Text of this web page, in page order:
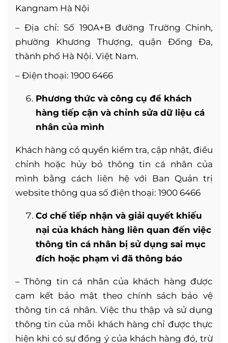
Kangnam Hà Nội
– Địa chỉ: Số 190A+B đường Trường Chinh,
phường Khương Thượng, quận Đống Đa,
thành phố Hà Nội. Việt Nam.
– Điện thoại: 1900 6466
Phương thức và công cụ để khách
hàng tiếp cận và chỉnh sửa dữ liệu cá
nhân của mình
Khách hàng có quyền kiểm tra, cập nhật, điều
chỉnh hoặc hủy bỏ thông tin cá nhân của
mình bằng cách liên hệ với Ban Quản trị
website thông qua số điện thoại: 1900 6466
Cơ chế tiếp nhận và giải quyết khiếu
nại của khách hàng liên quan đến việc
thông tin cá nhân bị sử dụng sai mục
đích hoặc phạm vi đã thông báo
– Thông tin cá nhân của khách hàng được
cam kết bảo mật theo chính sách bảo vệ
thông tin cá nhân. Việc thu thập và sử dụng
thông tin của mỗi khách hàng chỉ được thực
hiện khi có sự đồng ý của khách hàng đó, trừ